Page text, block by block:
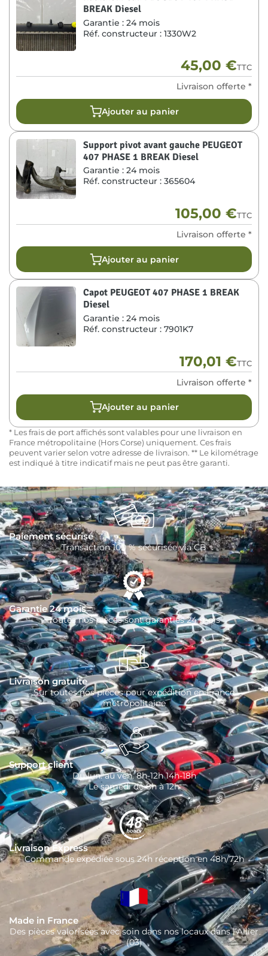
BREAK Diesel
Garantie : 24 mois
Réf. constructeur : 1330W2
45,00 €TTC
Livraison offerte *
Ajouter au panier
Support pivot avant gauche PEUGEOT
407 PHASE 1 BREAK Diesel
Garantie : 24 mois
Réf. constructeur : 365604
105,00 €TTC
Livraison offerte *
Ajouter au panier
Capot PEUGEOT 407 PHASE 1 BREAK
Diesel
Garantie : 24 mois
Réf. constructeur : 7901K7
170,01 €TTC
Livraison offerte *
Ajouter au panier
* Les frais de port affichés sont valables pour une livraison en
France métropolitaine (Hors Corse) uniquement. Ces frais
peuvent varier selon votre adresse de livraison. ** Le kilométrage
est indiqué à titre indicatif mais ne peut pas être garanti.
Paiement sécurisé
Transaction 100 % sécurisée via CB
Garantie 24 mois
Toutes nos pièces sont garanties 24 mois
Livraison gratuite
Sur toutes nos pièces pour expédition en France
métropolitaine
Support client
Du lun. au ven. 8h-12h 14h-18h
Le samedi de 8h à 12h
Livraison Express
Commande expédiée sous 24h réception en 48h/72h
Made in France
Des pièces valorisées avec soin dans nos locaux dans l’Allier
(03)